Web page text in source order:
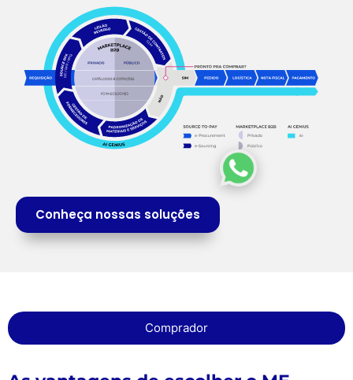
Conheça nossas soluções
Comprador